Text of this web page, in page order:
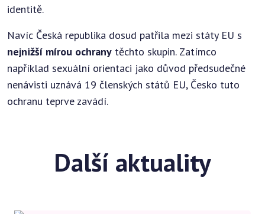
identitě.
Navíc Česká republika dosud patřila mezi státy EU s
nejnižší mírou ochrany těchto skupin. Zatímco
například sexuální orientaci jako důvod předsudečné
nenávisti uznává 19 členských států EU, Česko tuto
ochranu teprve zavádí.
Další aktuality